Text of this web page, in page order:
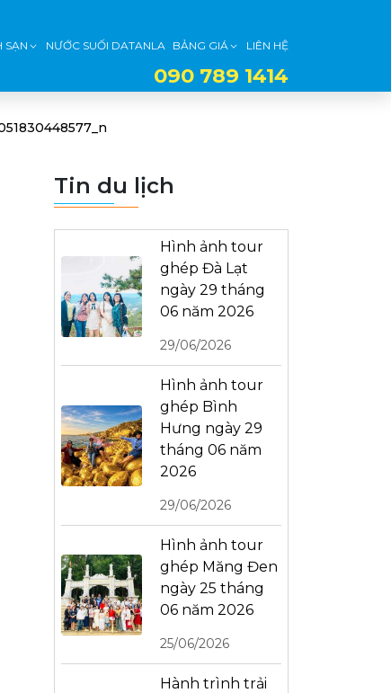
SẠN NƯỚC SUỐI DATANLA BẢNG GIÁ LIÊN HỆ
090 789 1414
Tin du lịch
Hình ảnh tour
ghép Đà Lạt
ngày 29 tháng
06 năm 2026
29/06/2026
Hình ảnh tour
ghép Bình
Hưng ngày 29
tháng 06 năm
2026
29/06/2026
Hình ảnh tour
ghép Măng Đen
ngày 25 tháng
06 năm 2026
25/06/2026
Hành trình trải